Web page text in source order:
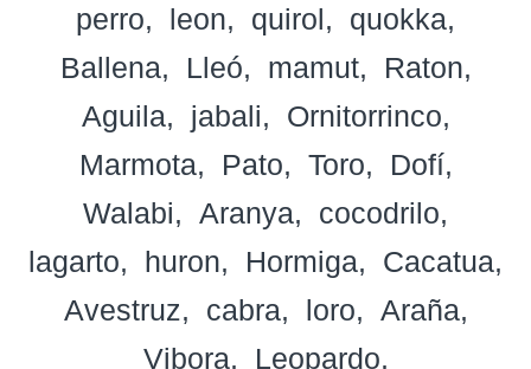
perro
leon quirol
quokka
Ballena
Lleó mamut
Raton
Aguila
jabali
Ornitorrinco
Marmota
Pato Toro
Dofí
Walabi
Aranya
cocodrilo
lagarto
huron Hormiga
Cacatua
Avestruz
cabra loro
Araña
Vibora
Leopardo